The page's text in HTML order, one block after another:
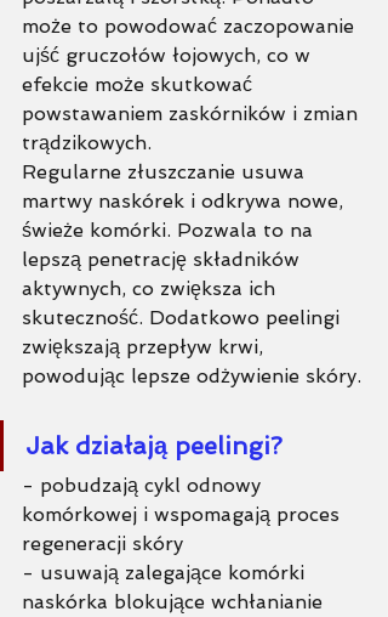
może to powodować zaczopowanie
ujść gruczołów łojowych, co w
efekcie może skutkować
powstawaniem zaskórników i zmian
trądzikowych.
Regularne złuszczanie usuwa
martwy naskórek i odkrywa nowe,
świeże komórki. Pozwala to na
lepszą penetrację składników
aktywnych, co zwiększa ich
skuteczność. Dodatkowo peelingi
zwiększają przepływ krwi,
powodując lepsze odżywienie skóry.
Jak działają peelingi?
- pobudzają cykl odnowy
komórkowej i wspomagają proces
regeneracji skóry
- usuwają zalegające komórki
naskórka blokujące wchłanianie